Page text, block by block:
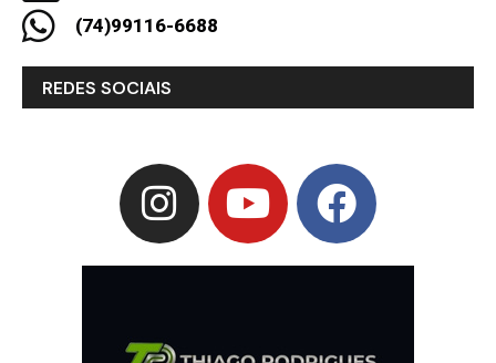
(74)99116-6688
REDES SOCIAIS